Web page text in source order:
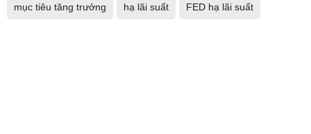
mục tiêu tăng trưởng hạ lãi suất FED hạ lãi suất